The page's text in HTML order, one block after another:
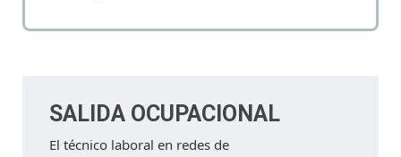
SALIDA OCUPACIONAL
El técnico laboral en redes de